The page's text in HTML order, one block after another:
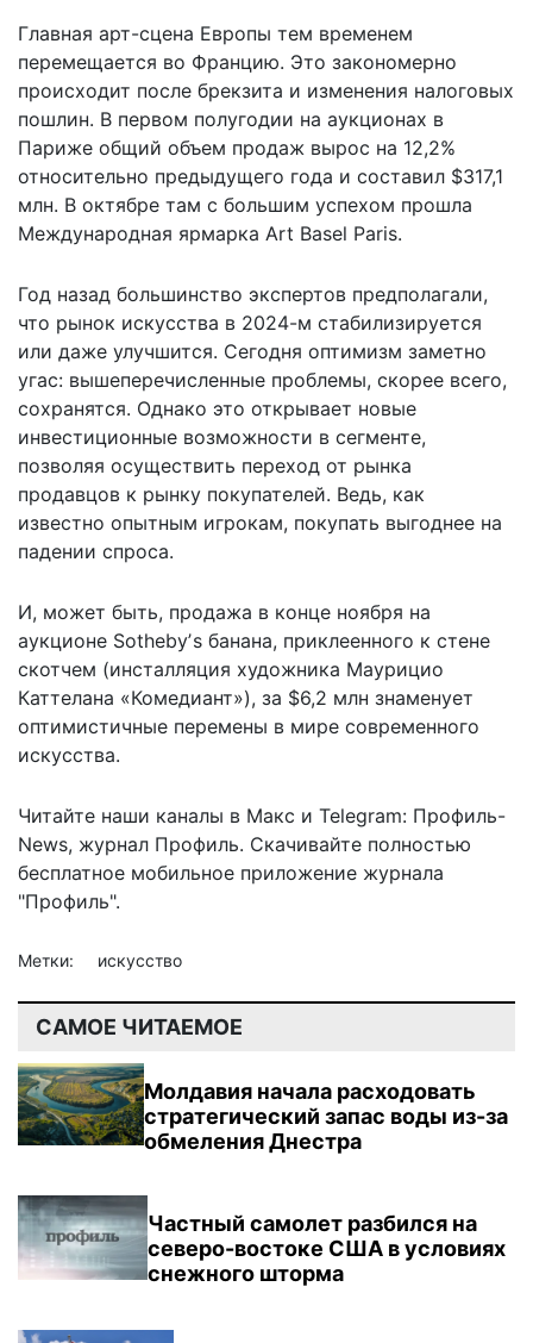
Главная арт-сцена Европы тем временем
перемещается во Францию. Это закономерно
происходит после брекзита и изменения налоговых
пошлин. В первом полугодии на аукционах в
Париже общий объем продаж вырос на 12,2%
относительно предыдущего года и составил $317,1
млн. В октябре там с большим успехом прошла
Международная ярмарка Art Basel Paris.
Год назад большинство экспертов предполагали,
что рынок искусства в 2024-м стабилизируется
или даже улучшится. Сегодня оптимизм заметно
угас: вышеперечисленные проблемы, скорее всего,
сохранятся. Однако это открывает новые
инвестиционные возможности в сегменте,
позволяя осуществить переход от рынка
продавцов к рынку покупателей. Ведь, как
известно опытным игрокам, покупать выгоднее на
падении спроса.
И, может быть, продажа в конце ноября на
аукционе Sothebyʼs банана, приклеенного к стене
скотчем (инсталляция художника Маурицио
Каттелана «Комедиант»), за $6,2 млн знаменует
оптимистичные перемены в мире современного
искусства.
Читайте наши каналы в Макс и Telegram: Профиль-
News, журнал Профиль. Скачивайте полностью
бесплатное мобильное приложение журнала
"Профиль".
Метки: искусство
САМОЕ ЧИТАЕМОЕ
Молдавия начала расходовать
стратегический запас воды из-за
обмеления Днестра
Частный самолет разбился на
северо-востоке США в условиях
снежного шторма